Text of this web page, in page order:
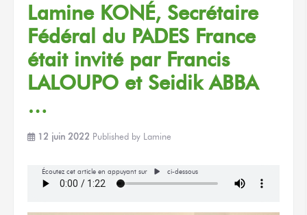
Lamine KONÉ, Secrétaire
Fédéral du PADES France
était invité par Francis
LALOUPO et Seidik ABBA
…
12 juin 2022 Published by Lamine
Écoutez cet article en appuyant sur ci-dessous